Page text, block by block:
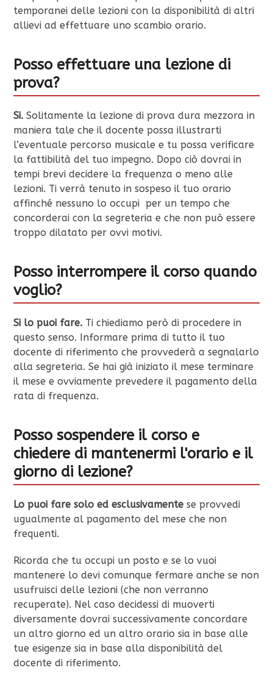
temporanei delle lezioni con la disponibilità di altri
allievi ad effettuare uno scambio orario.
Posso effettuare una lezione di
prova?
Si. Solitamente la lezione di prova dura mezzora in
maniera tale che il docente possa illustrarti
l’eventuale percorso musicale e tu possa verificare
la fattibilità del tuo impegno. Dopo ciò dovrai in
tempi brevi decidere la frequenza o meno alle
lezioni. Ti verrà tenuto in sospeso il tuo orario
affinché nessuno lo occupi per un tempo che
concorderai con la segreteria e che non può essere
troppo dilatato per ovvi motivi.
Posso interrompere il corso quando
voglio?
Si lo puoi fare. Ti chiediamo però di procedere in
questo senso. Informare prima di tutto il tuo
docente di riferimento che provvederà a segnalarlo
alla segreteria. Se hai già iniziato il mese terminare
il mese e ovviamente prevedere il pagamento della
rata di frequenza.
Posso sospendere il corso e
chiedere di mantenermi l'orario e il
giorno di lezione?
Lo puoi fare solo ed esclusivamente se provvedi
ugualmente al pagamento del mese che non
frequenti.
Ricorda che tu occupi un posto e se lo vuoi
mantenere lo devi comunque fermare anche se non
usufruisci delle lezioni (che non verranno
recuperate). Nel caso decidessi di muoverti
diversamente dovrai successivamente concordare
un altro giorno ed un altro orario sia in base alle
tue esigenze sia in base alla disponibilità del
docente di riferimento.